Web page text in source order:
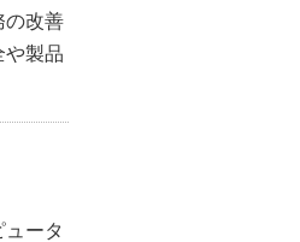
の改善
や製品
ータ